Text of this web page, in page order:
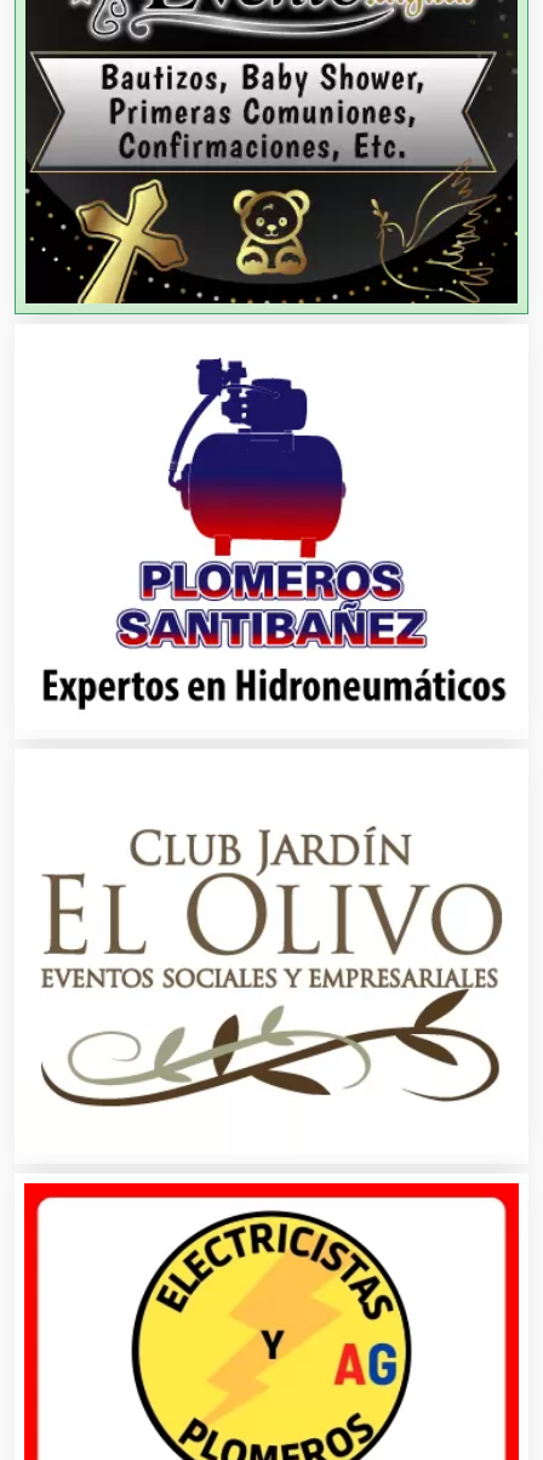
Agricultores
Agricultura y Ganadería
Agua Purificada
Aire Acondicionado
Albercas
Almacenaje
Alquiler de Sillas y Mesas
Alquiler de Trajes de Etiqueta
Alta Costura
Aluminio
Ambulancias
Análisis Clínicos
Análisis de Aguas
Animadores de Eventos